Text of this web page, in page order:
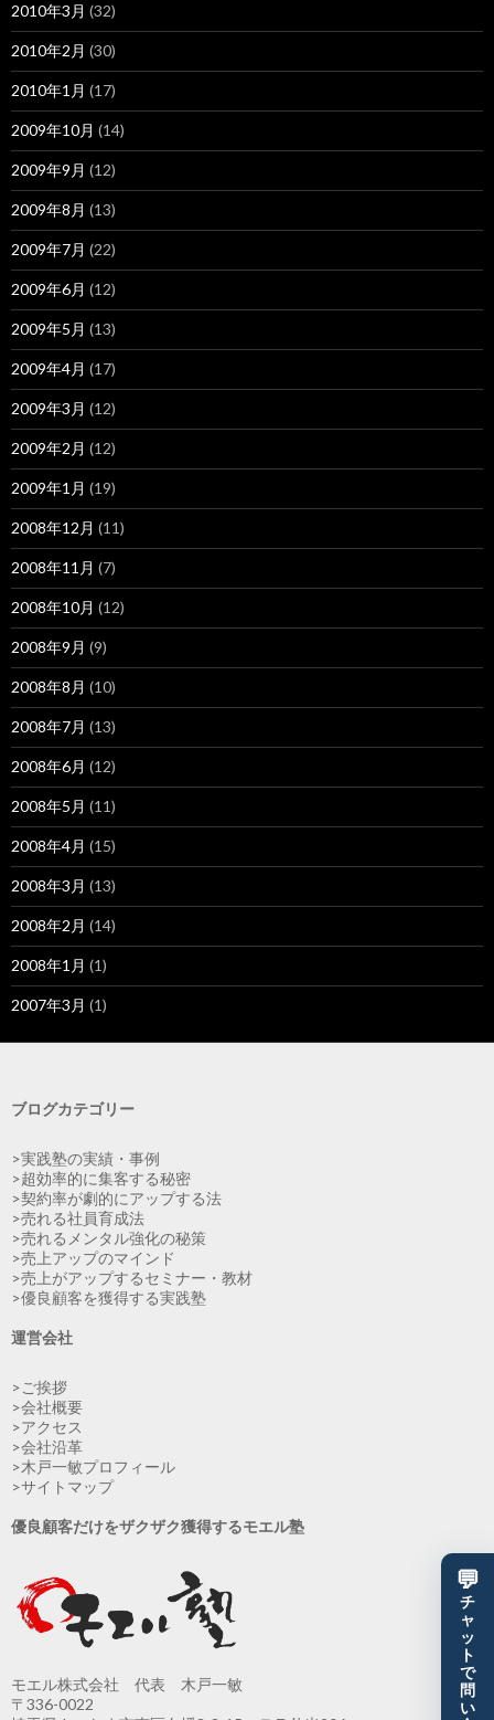
2010年3月 (32)
2010年2月 (30)
2010年1月 (17)
2009年10月 (14)
2009年9月 (12)
2009年8月 (13)
2009年7月 (22)
2009年6月 (12)
2009年5月 (13)
2009年4月 (17)
2009年3月 (12)
2009年2月 (12)
2009年1月 (19)
2008年12月 (11)
2008年11月 (7)
2008年10月 (12)
2008年9月 (9)
2008年8月 (10)
2008年7月 (13)
2008年6月 (12)
2008年5月 (11)
2008年4月 (15)
2008年3月 (13)
2008年2月 (14)
2008年1月 (1)
2007年3月 (1)
ブログカテゴリー
>実践塾の実績・事例
>超効率的に集客する秘密
>契約率が劇的にアップする法
>売れる社員育成法
>売れるメンタル強化の秘策
>売上アップのマインド
>売上がアップするセミナー・教材
>優良顧客を獲得する実践塾
運営会社
>ご挨拶
>会社概要
>アクセス
>会社沿革
>木戸一敏プロフィール
>サイトマップ
優良顧客だけをザクザク獲得するモエル塾
モエル株式会社 代表 木戸一敏
〒336-0022
💬
チ
ャ
ッ
ト
で
問
い